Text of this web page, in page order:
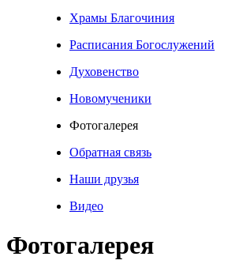
Храмы Благочиния
Расписания Богослужений
Духовенство
Новомученики
Фотогалерея
Обратная связь
Наши друзья
Видео
Фотогалерея